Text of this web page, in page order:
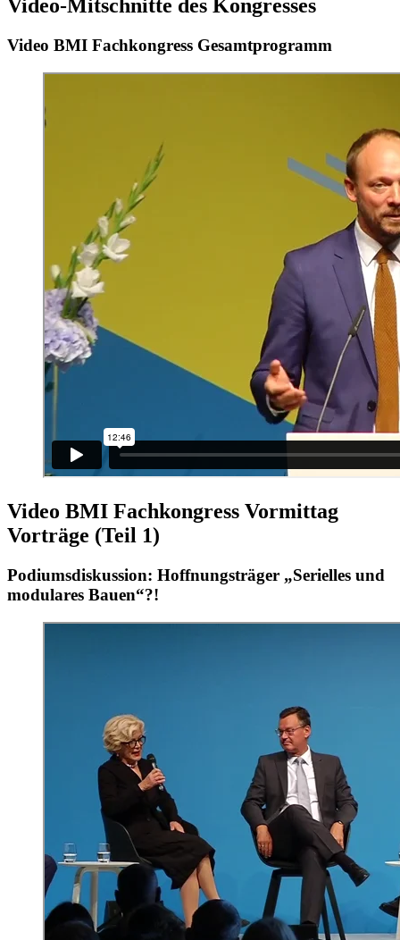
Video-Mitschnitte des Kongresses
Video BMI Fachkongress Gesamtprogramm
Video BMI Fachkongress Vormittag
Vorträge (Teil 1)
Podiumsdiskussion: Hoffnungsträger „Serielles und
modulares Bauen“?!